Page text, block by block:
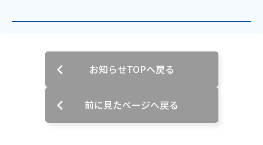
放送基準
安全・安心マーク
お知らせTOPへ戻る
前に見たページへ戻る